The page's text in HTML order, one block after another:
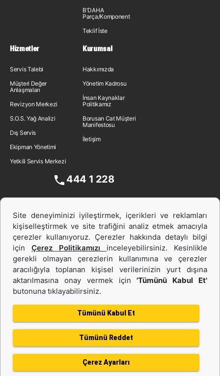
B'DAHA
Parça/Komponent
Teklif İste
Hizmetler
Servis Talebi
Müşteri Değer
Anlaşmaları
Revizyon Merkezi
S.O.S. Yağ Analizi
Dış Servis
Ekipman Yönetimi
Yetkili Servis Merkezi
Kurumsal
Hakkımızda
Yönetim Kadrosu
İnsan Kaynakları
Politikamız
Borusan Cat Müşteri
Manifestosu
İletişim
444 1 228
İş Makinası ve Güç Sistemleri
İkinci el ve Kiralama
Gizlilik Politikası
Kullanım Şartları
Çerez politikası
Bilgi Toplumu Hizmeti
Kişisel Verilerin Korunması
Site deneyiminizi iyileştirmek, içerikleri ve reklamları
kişiselleştirmek ve site trafiğini analiz etmek amacıyla
çerezler kullanıyoruz. Çerezler hakkında detaylı bilgi
için Çerez Politikamızı inceleyebilirsiniz. Kesinlikle
gerekli olmayan çerezlerin kullanımına ve çerezler
aracılığıyla toplanan kişisel verilerinizin yurt dışına
aktarılmasına onay vermek için'Tümünü Kabul Et'
butonuna tıklayabilirsiniz.
Tümünü Kabul Et
Tümünü Reddet
Çerez Ayarları